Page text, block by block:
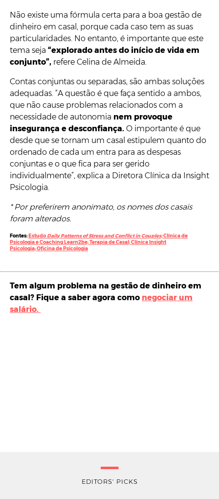
Não existe uma fórmula certa para a boa gestão de
dinheiro em casal, porque cada caso tem as suas
particularidades. No entanto, é importante que este
tema seja “explorado antes do início de vida em
conjunto”, refere Celina de Almeida.
Contas conjuntas ou separadas, são ambas soluções
adequadas. “A questão é que faça sentido a ambos,
que não cause problemas relacionados com a
necessidade de autonomia nem provoque
insegurança e desconfiança. O importante é que
desde que se tornam um casal estipulem quanto do
ordenado de cada um entra para as despesas
conjuntas e o que fica para ser gerido
individualmente”, explica a Diretora Clínica da Insight
Psicologia.
* Por preferirem anonimato, os nomes dos casais
foram alterados.
Fontes: EstudoDaily Patterns of Stress and Conflict in Couples;Clínica de
Psicologia e Coaching Learn2be;Terapia de Casal;Clínica Insight
Psicologia;Oficina de Psicologia
Tem algum problema na gestão de dinheiro em
casal? Fique a saber agora como negociar um
salário.
EDITORS' PICKS